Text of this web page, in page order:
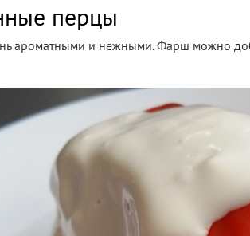
перцы
ароматными и нежными. Фарш можно